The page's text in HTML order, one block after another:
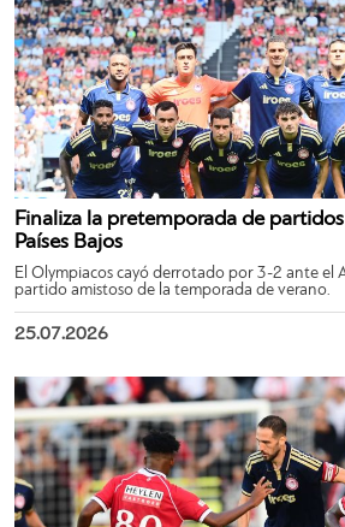
Finaliza la pretemporada de
Países Bajos
El Olympiacos cayó derrotado por 3-2 ante el
partido amistoso de la temporada de verano.
25.07.2026